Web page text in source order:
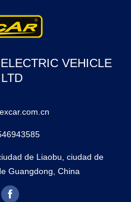
VEHICLE
de Liaobu, ciudad de
Guangdong, China